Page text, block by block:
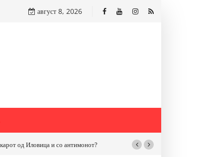
август 8, 2026
од Иловица и со антимонот?